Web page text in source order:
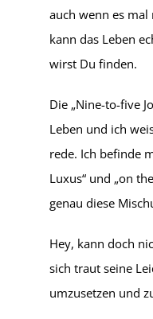
auch wenn es
kann das Leben
wirst Du finden.
Die „Nine-to-five
Leben und ich
rede. Ich befinde
Luxus“ und „on
genau diese
Hey, kann doch
sich traut seine
umzusetzen und